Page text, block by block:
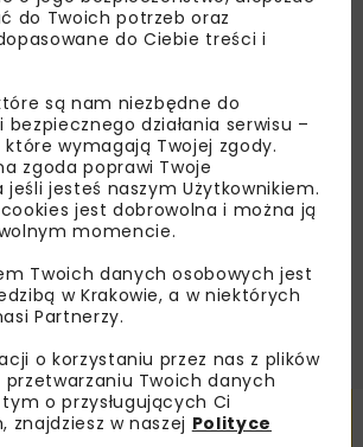
wydarzenia, atrakcyjne oferty i
specjalne.
się zPolityką Prywatności
wyrażam zgodę na otrzymywanie na
adres e-mail korespondencji
newslettera.
ZAPISZ MNIE
artykuły
do Twoich potrzeb oraz
do Ciebie treści i
są nam niezbędne do
bezpiecznego działania serwisu –
wymagają Twojej zgody.
zgoda poprawi Twoje
jeśli jesteś naszym Użytkownikiem.
jest dobrowolna i można ją
momencie.
Twoich danych osobowych jest
w Krakowie, a w niektórych
Partnerzy.
o korzystaniu przez nas z plików
przetwarzaniu Twoich danych
o przysługujących Ci
znajdziesz w naszej Polityce